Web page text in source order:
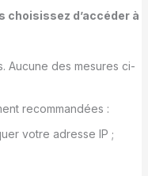
choisissez d’accéder à
Aucune des mesures ci-
recommandées :
votre adresse IP ;